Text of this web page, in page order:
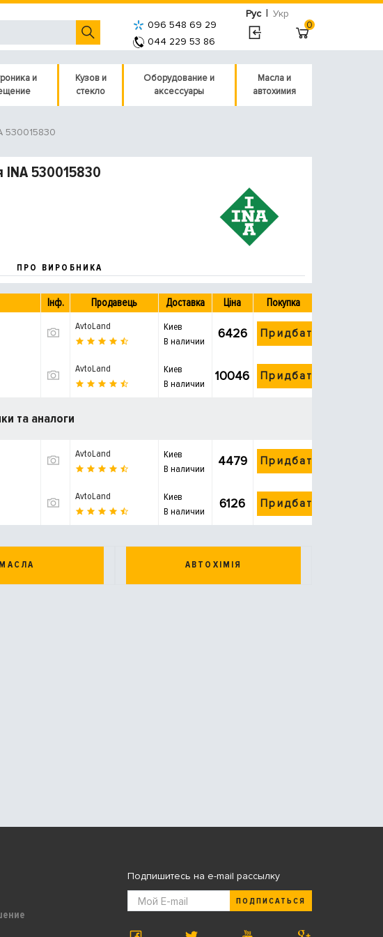
Рус | Укр
096 548 69 29
044 229 53 86
0
и
Кузов и
стекло
Оборудование и
аксессуары
Масла и
автохимия
530015830
INA 530015830
ПРО ВИРОБНИКА
Інф. Продавець Доставка Ціна Покупка
AvtoLand
Киев
В наличии
6426 Придбати
AvtoLand
Киев
В наличии
10046 Придбати
та аналоги
AvtoLand
Киев
В наличии
4479 Придбати
AvtoLand
Киев
В наличии
6126 Придбати
МАСЛА АВТОХІМІЯ
Подпишитесь на e-mail рассылку
ПОДПИСАТЬСЯ